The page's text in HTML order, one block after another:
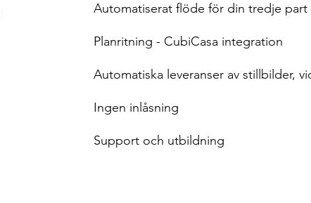
Automatiserat flöde för din tredje
Planritning - CubiCasa integration
Automatiska leveranser av stillbilder,
Ingen inlåsning
Support och utbildning